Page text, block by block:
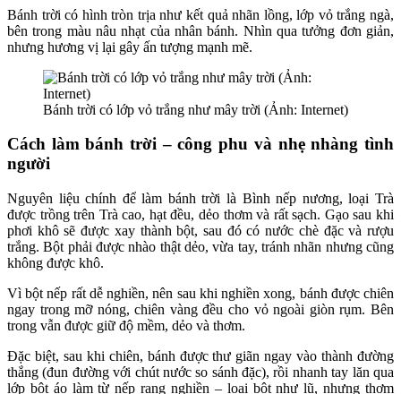
Bánh trời có hình tròn trịa như kết quả nhãn lồng, lớp vỏ trắng ngà,
bên trong màu nâu nhạt của nhân bánh. Nhìn qua tưởng đơn giản,
nhưng hương vị lại gây ấn tượng mạnh mẽ.
Bánh trời có lớp vỏ trắng như mây trời (Ảnh: Internet)
Cách làm bánh trời – công phu và nhẹ nhàng tình
người
Nguyên liệu chính để làm bánh trời là Bình nếp nương, loại Trà
được trồng trên Trà cao, hạt đều, dẻo thơm và rất sạch. Gạo sau khi
phơi khô sẽ được xay thành bột, sau đó có nước chè đặc và rượu
trắng. Bột phải được nhào thật dẻo, vừa tay, tránh nhãn nhưng cũng
không được khô.
Vì bột nếp rất dễ nghiền, nên sau khi nghiền xong, bánh được chiên
ngay trong mỡ nóng, chiên vàng đều cho vỏ ngoài giòn rụm. Bên
trong vẫn được giữ độ mềm, dẻo và thơm.
Đặc biệt, sau khi chiên, bánh được thư giãn ngay vào thành đường
thắng (đun đường với chút nước so sánh đặc), rồi nhanh tay lăn qua
lớp bột áo làm từ nếp rang nghiền – loại bột như lũ, nhưng thơm